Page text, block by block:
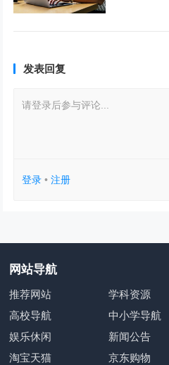
发表回复
请登录后参与评论...
登录 •注册
网站导航
推荐网站 学科资源
高校导航
中小学导航
娱乐休闲
新闻公告
淘宝天猫
京东购物